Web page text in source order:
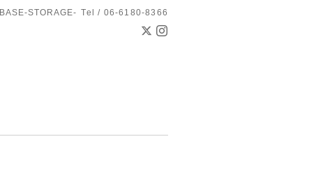
BASE-STORAGE- Tel / 06-6180-8366